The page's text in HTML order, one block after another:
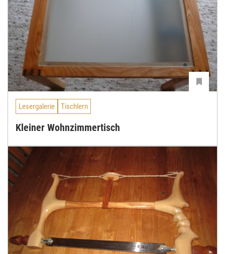
Lesergalerie Tischlern
Kleiner Wohnzimmertisch